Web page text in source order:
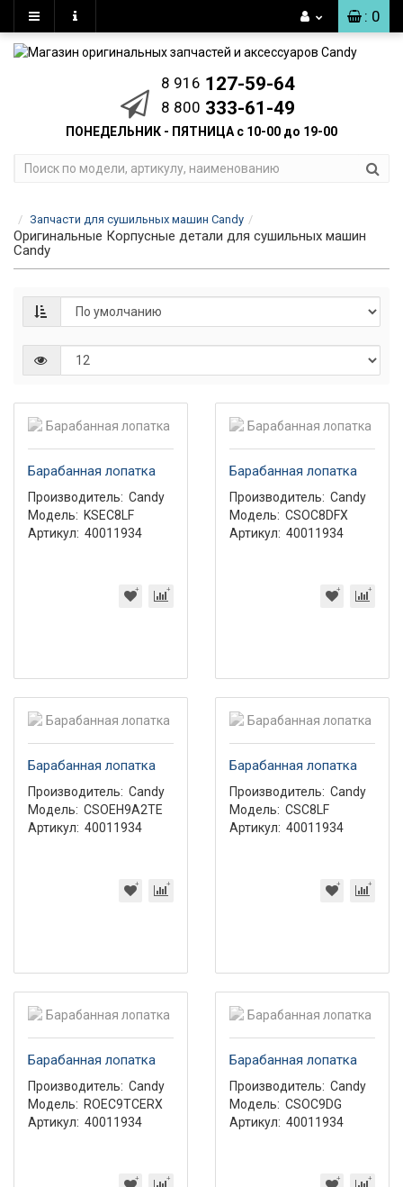
: 0
8 916 127-59-64
8 800 333-61-49
ПОНЕДЕЛЬНИК - ПЯТНИЦА с 10-00 до 19-00
Запчасти для сушильных машин Candy
Оригинальные Корпусные детали для сушильных машин
Candy
Барабанная лопатка
Производитель: Candy
Модель: KSEC8LF
Артикул: 40011934
Барабанная лопатка
Производитель: Candy
Модель: CSOC8DFX
Артикул: 40011934
Барабанная лопатка
Производитель: Candy
Модель: CSOEH9A2TE
Артикул: 40011934
Барабанная лопатка
Производитель: Candy
Модель: CSC8LF
Артикул: 40011934
Барабанная лопатка
Производитель: Candy
Модель: ROEC9TCERX
Артикул: 40011934
Барабанная лопатка
Производитель: Candy
Модель: CSOC9DG
Артикул: 40011934